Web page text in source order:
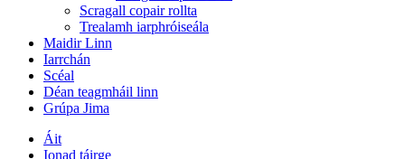
Scragall copair rollta
Trealamh iarphróiseála
Maidir Linn
Iarrchán
Scéal
Déan teagmháil linn
Grúpa Jima
Áit
Ionad táirge